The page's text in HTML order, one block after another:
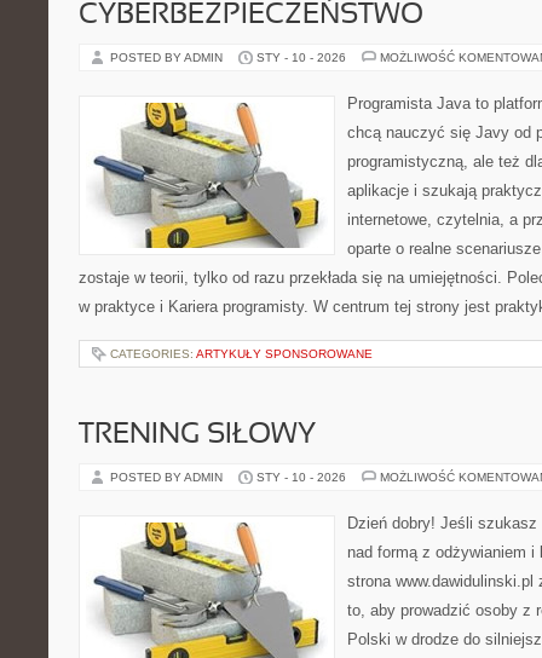
CYBERBEZPIECZEŃSTWO
POSTED BY ADMIN STY - 10 - 2026 MOŻLIWOŚĆ
Programista Java to
chcą nauczyć się Javy od
programistyczną, ale też
aplikacje i szukają
internetowe, czytelnia, a
oparte o realne
zostaje w teorii, tylko od razu przekłada się na umiejętności.
w praktyce i Kariera programisty. W centrum tej strony jest
CATEGORIES: ARTYKUŁY SPONSOROWANE
TRENING SIŁOWY
POSTED BY ADMIN STY - 10 - 2026 MOŻLIWOŚĆ
Dzień dobry! Jeśli
nad formą z odżywianiem
strona www.dawidulinski.pl
to, aby prowadzić osoby z
Polski w drodze do